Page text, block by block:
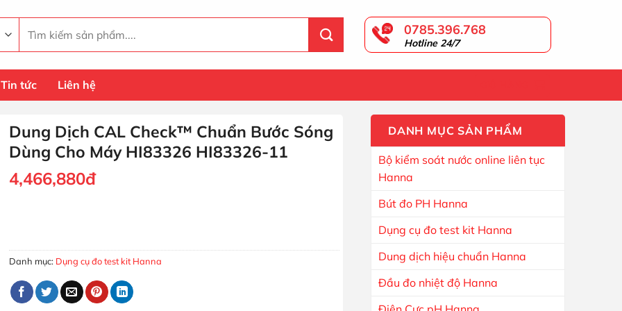
kiếm:
0785.396.768
Hotline 24/7
Tin tức Liên hệ
DANH MỤC SẢN PHẨM
Bộ kiểm soát nước online liên tục
Hanna
Bút đo PH Hanna
Dụng cụ đo test kit Hanna
Dung dịch hiệu chuẩn Hanna
Đầu đo nhiệt độ Hanna
Dung Dịch CAL Check™ Chuẩn Bước Sóng
Dùng Cho Máy HI83326 HI83326-11
4,466,880đ
Dung Dịch CAL Check™ Chuẩn Bước Sóng Dùng Cho Máy HI83326 HI83326-11 số lượng
Danh mục: Dụng cụ đo test kit Hanna